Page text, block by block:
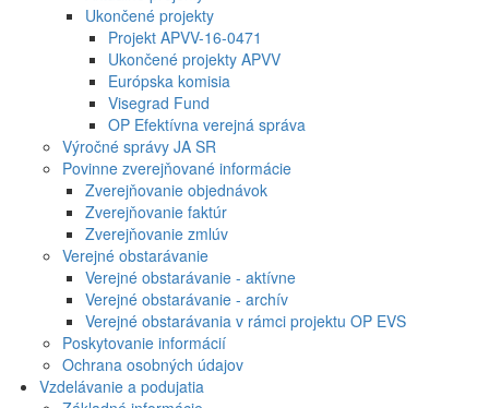
Ukončené projekty
Projekt APVV-16-0471
Ukončené projekty APVV
Európska komisia
Visegrad Fund
OP Efektívna verejná správa
Výročné správy JA SR
Povinne zverejňované informácie
Zverejňovanie objednávok
Zverejňovanie faktúr
Zverejňovanie zmlúv
Verejné obstarávanie
Verejné obstarávanie - aktívne
Verejné obstarávanie - archív
Verejné obstarávania v rámci projektu OP EVS
Poskytovanie informácií
Ochrana osobných údajov
Vzdelávanie a podujatia